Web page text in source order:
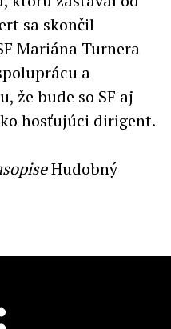
sa skončil
Mariána Turnera
a
že bude so SF aj
hosťujúci dirigent.
Hudobný